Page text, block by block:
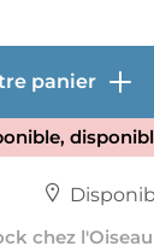
panier
chez